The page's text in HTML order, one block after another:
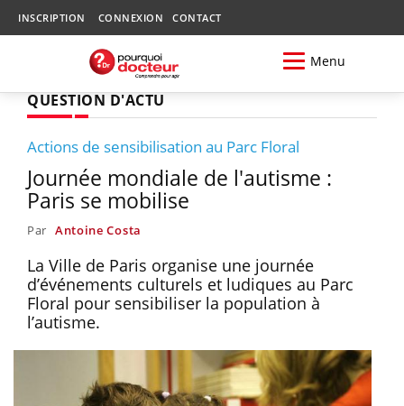
INSCRIPTION CONNEXION CONTACT
Menu
QUESTION D'ACTU
Actions de sensibilisation au Parc Floral
Journée mondiale de l'autisme :
Paris se mobilise
Par Antoine Costa
La Ville de Paris organise une journée
d’événements culturels et ludiques au Parc
Floral pour sensibiliser la population à
l’autisme.